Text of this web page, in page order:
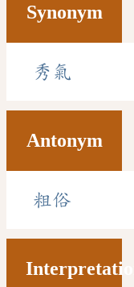
Synonym
秀氣
Antonym
粗俗
Interpretation